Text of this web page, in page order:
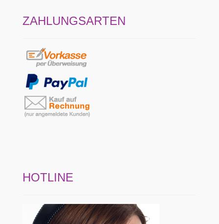
ZAHLUNGSARTEN
HOTLINE